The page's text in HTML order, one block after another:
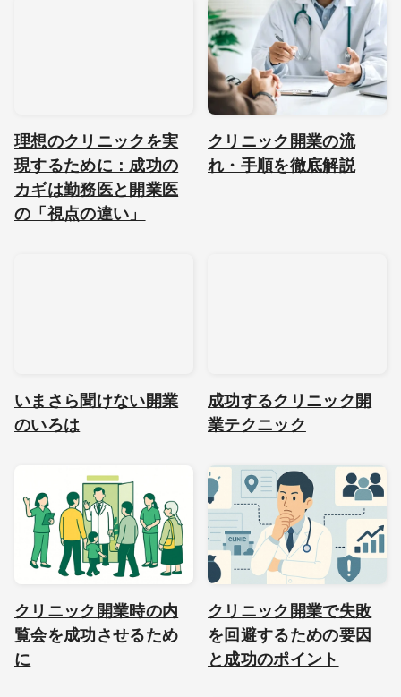
理想のクリニックを実
現するために：成功の
カギは勤務医と開業医
の「視点の違い」
クリニック開業の流
れ・手順を徹底解説
いまさら聞けない開業
のいろは
成功するクリニック開
業テクニック
クリニック開業時の内
覧会を成功させるため
に
クリニック開業で失敗
を回避するための要因
と成功のポイント